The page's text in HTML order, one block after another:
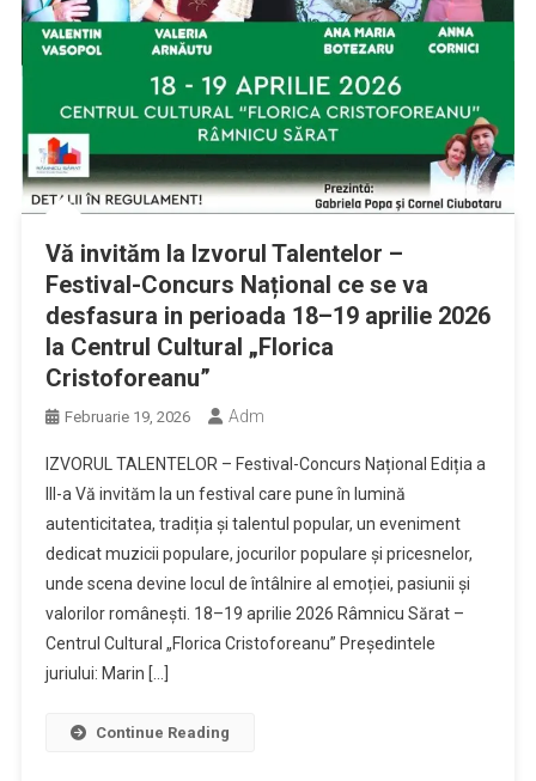
Vă invităm la Izvorul Talentelor –
Festival-Concurs Național ce se va
desfasura in perioada 18–19 aprilie 2026
la Centrul Cultural „Florica
Cristoforeanu”
Februarie 19, 2026 Adm
IZVORUL TALENTELOR – Festival-Concurs Național Ediția a
III-a Vă invităm la un festival care pune în lumină
autenticitatea, tradiția și talentul popular, un eveniment
dedicat muzicii populare, jocurilor populare și pricesnelor,
unde scena devine locul de întâlnire al emoției, pasiunii și
valorilor românești. 18–19 aprilie 2026 Râmnicu Sărat –
Centrul Cultural „Florica Cristoforeanu” Președintele
juriului: Marin […]
Continue Reading